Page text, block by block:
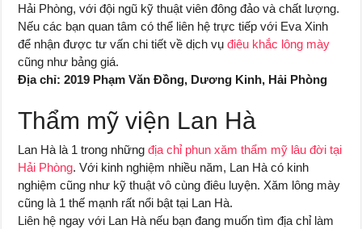
Hải Phòng, với đội ngũ kỹ thuật viên đông đảo và chất lượng.
Nếu các bạn quan tâm có thể liên hệ trực tiếp với Eva Xinh
để nhận được tư vấn chi tiết về dịch vụđiêu khắc lông mày
cũng như bảng giá.
Địa chỉ: 2019 Phạm Văn Đồng, Dương Kinh, Hải Phòng
Thẩm mỹ viện Lan Hà
Lan Hà là 1 trong nhữngđịa chỉ phun xăm thẩm mỹ lâu đời tại
Hải Phòng. Với kinh nghiệm nhiều năm, Lan Hà có kinh
nghiệm cũng như kỹ thuật vô cùng điêu luyện. Xăm lông mày
cũng là 1 thế mạnh rất nổi bật tại Lan Hà.
Liên hệ ngay với Lan Hà nếu bạn đang muốn tìm địa chỉ làm